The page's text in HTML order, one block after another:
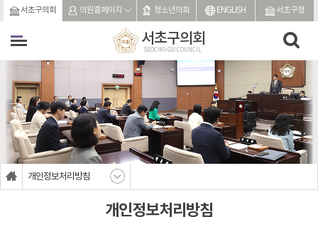
본문바로가기
서초구의회 의원홈페이지 청소년의회 ENGLISH 서초구청
서초구의회
SEOCHO-GU COUNCIL
개인정보처리방침
개인정보처리방침